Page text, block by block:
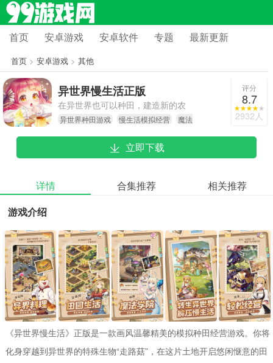
首页 安卓游戏 安卓软件 专题 最新更新
首页> 安卓游戏> 其他
异世界慢生活正版
在异世界也可以种田，建造新的农
场，种植各种蔬菜果实，体验休闲养
老的生活方式！
异世界种田游戏 慢生活模拟经营
魔法
评分
8.7
2932人
立即下载
详情 合集推荐
相关推荐
游戏介绍
《异世界慢生活》正版是一款画风温馨精美的模拟种田经营游戏。你将
化身穿越到异世界的特殊生物“走路菇”，在这片土地开启悠闲惬意的田